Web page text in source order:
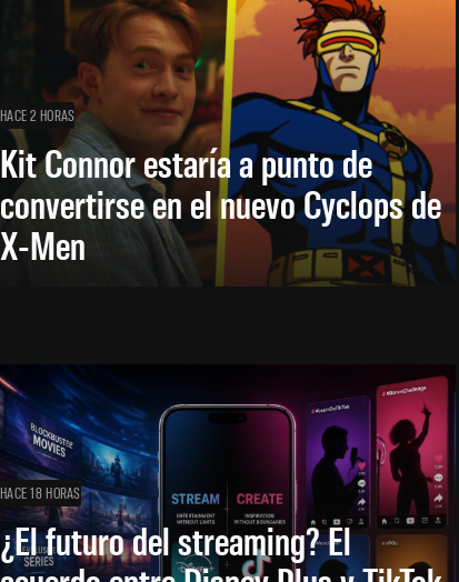
HACE 2 HORAS
Kit Connor estaría a punto de
convertirse en el nuevo Cyclops de
X-Men
HACE 18 HORAS
¿El futuro del streaming? El